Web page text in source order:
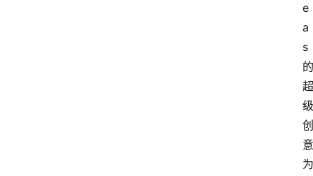
e
a
s
的
超
级
创
意
为